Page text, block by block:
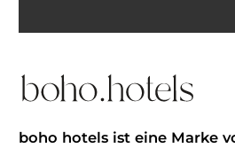
boho hotels ist eine Marke